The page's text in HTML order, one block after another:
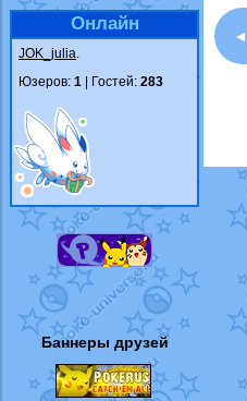
Онлайн
JOK_julia.
Юзеров: 1 | Гостей: 283
Баннеры друзей
◄